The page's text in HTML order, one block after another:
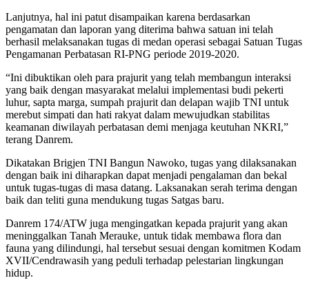
Lanjutnya, hal ini patut disampaikan karena berdasarkan
pengamatan dan laporan yang diterima bahwa satuan ini telah
berhasil melaksanakan tugas di medan operasi sebagai Satuan Tugas
Pengamanan Perbatasan RI-PNG periode 2019-2020.
“Ini dibuktikan oleh para prajurit yang telah membangun interaksi
yang baik dengan masyarakat melalui implementasi budi pekerti
luhur, sapta marga, sumpah prajurit dan delapan wajib TNI untuk
merebut simpati dan hati rakyat dalam mewujudkan stabilitas
keamanan diwilayah perbatasan demi menjaga keutuhan NKRI,”
terang Danrem.
Dikatakan Brigjen TNI Bangun Nawoko, tugas yang dilaksanakan
dengan baik ini diharapkan dapat menjadi pengalaman dan bekal
untuk tugas-tugas di masa datang. Laksanakan serah terima dengan
baik dan teliti guna mendukung tugas Satgas baru.
Danrem 174/ATW juga mengingatkan kepada prajurit yang akan
meninggalkan Tanah Merauke, untuk tidak membawa flora dan
fauna yang dilindungi, hal tersebut sesuai dengan komitmen Kodam
XVII/Cendrawasih yang peduli terhadap pelestarian lingkungan
hidup.